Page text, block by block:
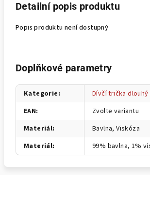
Detailní popis produktu
Popis produktu není dostupný
Doplňkové parametry
Kategorie:
Dívčí trička
EAN:
Zvolte variantu
Materiál:
Bavlna, Viskóza
Materiál: 99% bavlna, 1%